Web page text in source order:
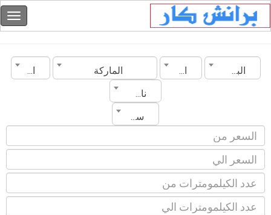
البحرين المنامة الماركة
الموديل
ناقل الحركة
سنة الصنع